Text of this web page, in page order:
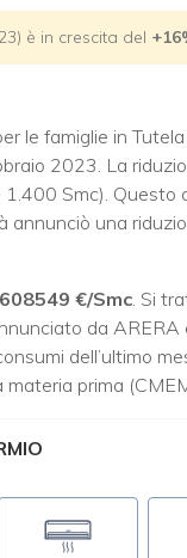
è in crescita del
le famiglie in
2023. La
1.400 Smc).
annunciò una
€/Smc . Si
da ARERA
dell’ultimo
prima